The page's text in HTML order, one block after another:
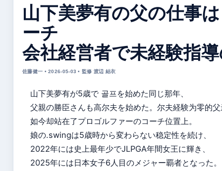
山下美夢有の父の仕事
ーチ
会社経営者で未経験指
佐藤健一 • 2026-05-03 • 監修 渡辺 結衣
山下美夢有が5歳で 골프を始めた同じ那年、
父親の勝臣さんも高尔夫を始めた。尔夫経験为零的
如今却站在了プロゴルファーのコーチ位置上。
娘の.swingは5歳時から変わらない稳定性を続け、
2022年には史上最年少でJLPGA年間女王に輝き、
2025年には日本女子6人目のメジャー覇者となった